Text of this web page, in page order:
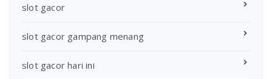
slot gacor
slot gacor gampang menang
slot gacor hari ini